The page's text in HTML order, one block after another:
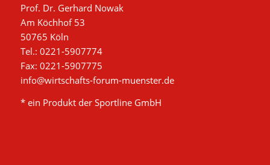
Prof. Dr. Gerhard Nowak
Am Köchhof 53
50765 Köln
Tel.: 0221-5907774
Fax: 0221-5907775
info@wirtschafts-forum-muenster.de
* ein Produkt der Sportline GmbH